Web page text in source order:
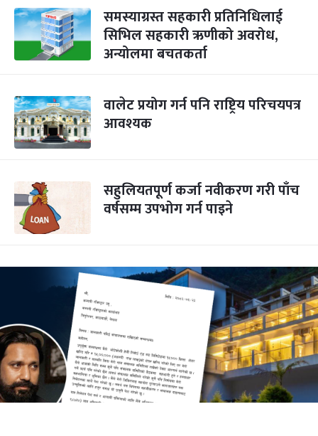
समस्याग्रस्त सहकारी प्रतिनिधिलाई
सिभिल सहकारी ऋणीको अवरोध,
अन्योलमा बचतकर्ता
वालेट प्रयोग गर्न पनि राष्ट्रिय परिचयपत्र
आवश्यक
सहुलियतपूर्ण कर्जा नवीकरण गरी पाँच
वर्षसम्म उपभोग गर्न पाइने